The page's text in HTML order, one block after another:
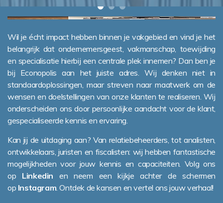
Wil je écht impact hebben binnen je vakgebied en vind je het
belangrijk dat ondernemersgeest, vakmanschap, toewijding
en specialisatie hierbij een centrale plek innemen? Dan ben je
bij Econopolis aan het juiste adres. Wij denken niet in
standaardoplossingen, maar streven naar maatwerk om de
wensen en doelstellingen van onze klanten te realiseren. Wij
onderscheiden ons door persoonlijke aandacht voor de klant,
gespecialiseerde kennis en ervaring.
Kan jij de uitdaging aan? Van relatiebeheerders, tot analisten,
ontwikkelaars, juristen en fiscalisten: wij hebben fantastische
mogelijkheden voor jouw kennis en capaciteiten. Volg ons
op
Linkedin
en neem een kijkje achter de schermen
op Instagram. Ontdek de kansen en vertel ons jouw verhaal!